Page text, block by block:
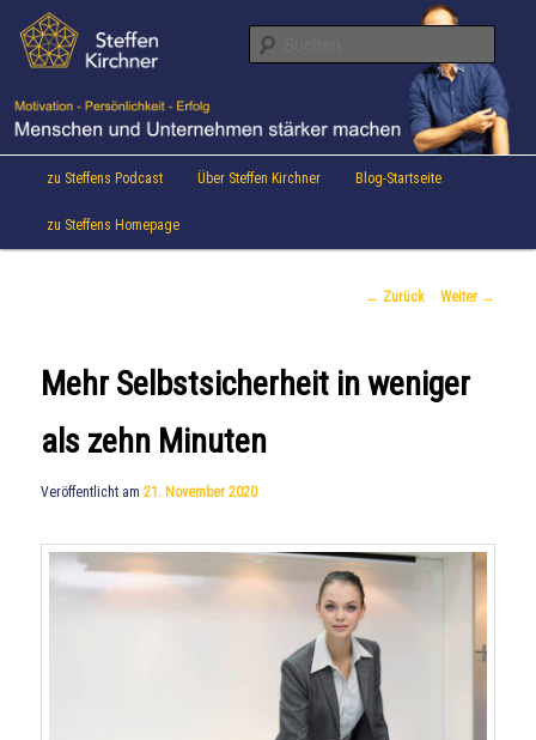
Inhalt
wechseln
Steffen Kirchner Blog
Aktuelles von Speaker & Motivationstrainer Steffen Kirchner
Hauptmenü
zu Steffens Podcast Über Steffen Kirchner Blog-Startseite
zu Steffens Homepage
Beitrags-
← Zurück Weiter →
Mehr Selbstsicherheit in weniger
als zehn Minuten
Veröffentlicht am21. November 2020